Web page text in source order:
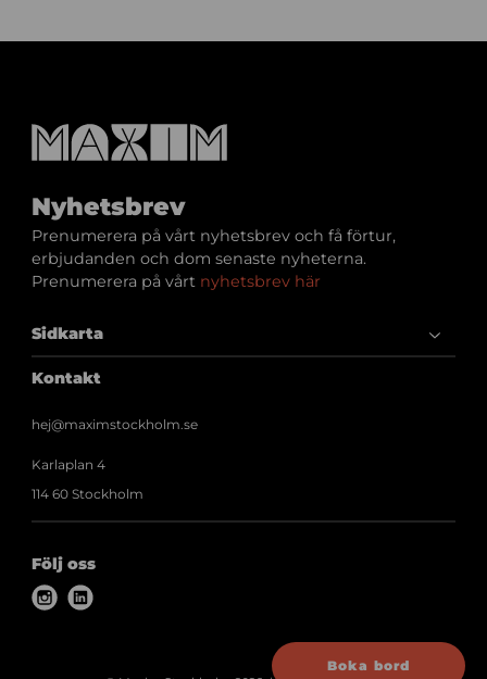
Nyhetsbrev
Prenumerera på vårt nyhetsbrev och få förtur,
erbjudanden och dom senaste nyheterna.
Prenumerera på vårt nyhetsbrev här
Sidkarta
Kontakt
hej@maximstockholm.se
Karlaplan 4
114 60 Stockholm
Följ oss
i
l
Boka bord